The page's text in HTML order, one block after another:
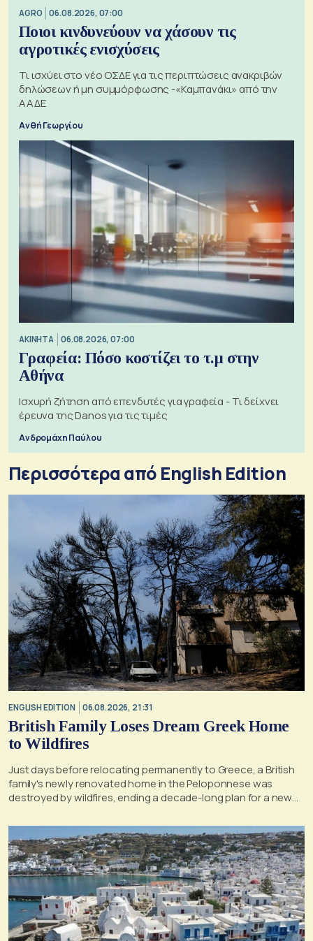
AGRO 06.08.2026, 07:00
Ποιοι κινδυνεύουν να χάσουν τις
αγροτικές ενισχύσεις
Τι ισχύει στο νέο ΟΣΔΕ για τις περιπτώσεις ανακριβών
δηλώσεων ή μη συμμόρφωσης -«Καμπανάκι» από την
ΑΑΔΕ
Ανθή Γεωργίου
ΑΚΙΝΗΤΑ 06.08.2026, 07:00
Γραφεία: Πόσο κοστίζει το τ.μ στην
Αθήνα
Ισχυρή ζήτηση από επενδυτές για γραφεία - Τι δείχνει
έρευνα της Danos για τις τιμές
Ανδρομάχη Παύλου
Περισσότερα από English Edition
ENGLISH EDITION 06.08.2026, 21:31
British Family Loses Dream Greek Home
to Wildfires
Just days before relocating permanently to Greece, a British
family's newly renovated home in the Peloponnese was
destroyed by wildfires, ending a decade-long plan for a new